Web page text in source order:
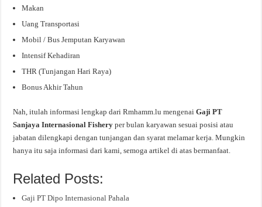
Makan
Uang Transportasi
Mobil / Bus Jemputan Karyawan
Intensif Kehadiran
THR (Tunjangan Hari Raya)
Bonus Akhir Tahun
Nah, itulah informasi lengkap dari Rmhamm.lu mengenaiGaji PT
Sanjaya Internasional Fishery per bulan karyawan sesuai posisi atau
jabatan dilengkapi dengan tunjangan dan syarat melamar kerja. Mungkin
hanya itu saja informasi dari kami, semoga artikel di atas bermanfaat.
Related Posts:
Gaji PT Dipo Internasional Pahala